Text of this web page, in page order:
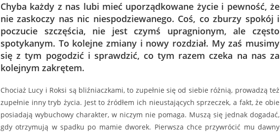
Chyba każdy z nas lubi mieć uporządkowane życie i pewność, że
nie zaskoczy nas nic niespodziewanego. Coś, co zburzy spokój i
poczucie szczęścia, nie jest czymś upragnionym, ale często
spotykanym. To kolejne zmiany i nowy rozdział. My zaś musimy
się z tym pogodzić i sprawdzić, co tym razem czeka na nas za
kolejnym zakrętem.
Chociaż Lucy i Roksi są bliźniaczkami, to zupełnie się od siebie różnią, prowadzą też
zupełnie inny tryb życia. Jest to źródłem ich nieustających sprzeczek, a fakt, że obie
posiadają wybuchowy charakter, w niczym nie pomaga. Muszą się jednak dogadać,
gdy otrzymują w spadku po mamie dworek. Pierwsza chce przywrócić mu dawny